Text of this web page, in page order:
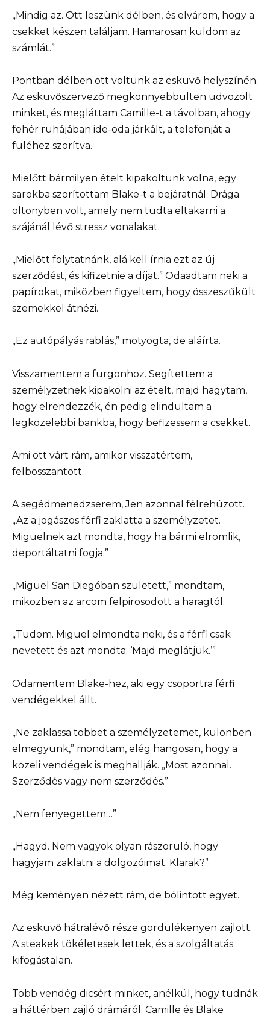
„Mindig az. Ott leszünk délben, és elvárom, hogy a
csekket készen találjam. Hamarosan küldöm az
számlát.”
Pontban délben ott voltunk az esküvő helyszínén.
Az esküvőszervező megkönnyebbülten üdvözölt
minket, és megláttam Camille-t a távolban, ahogy
fehér ruhájában ide-oda járkált, a telefonját a
füléhez szorítva.
Mielőtt bármilyen ételt kipakoltunk volna, egy
sarokba szorítottam Blake-t a bejáratnál. Drága
öltönyben volt, amely nem tudta eltakarni a
szájánál lévő stressz vonalakat.
„Mielőtt folytatnánk, alá kell írnia ezt az új
szerződést, és kifizetnie a díjat.” Odaadtam neki a
papírokat, miközben figyeltem, hogy összeszűkült
szemekkel átnézi.
„Ez autópályás rablás,” motyogta, de aláírta.
Visszamentem a furgonhoz. Segítettem a
személyzetnek kipakolni az ételt, majd hagytam,
hogy elrendezzék, én pedig elindultam a
legközelebbi bankba, hogy befizessem a csekket.
Ami ott várt rám, amikor visszatértem,
felbosszantott.
A segédmenedzserem, Jen azonnal félrehúzott.
„Az a jogászos férfi zaklatta a személyzetet.
Miguelnek azt mondta, hogy ha bármi elromlik,
deportáltatni fogja.”
„Miguel San Diegóban született,” mondtam,
miközben az arcom felpirosodott a haragtól.
„Tudom. Miguel elmondta neki, és a férfi csak
nevetett és azt mondta: ‘Majd meglátjuk.’”
Odamentem Blake-hez, aki egy csoportra férfi
vendégekkel állt.
„Ne zaklassa többet a személyzetemet, különben
elmegyünk,” mondtam, elég hangosan, hogy a
közeli vendégek is meghallják. „Most azonnal.
Szerződés vagy nem szerződés.”
„Nem fenyegettem…”
„Hagyd. Nem vagyok olyan rászoruló, hogy
hagyjam zaklatni a dolgozóimat. Klarak?”
Még keményen nézett rám, de bólintott egyet.
Az esküvő hátralévő része gördülékenyen zajlott.
A steakek tökéletesek lettek, és a szolgáltatás
kifogástalan.
Több vendég dicsért minket, anélkül, hogy tudnák
a háttérben zajló drámáról. Camille és Blake